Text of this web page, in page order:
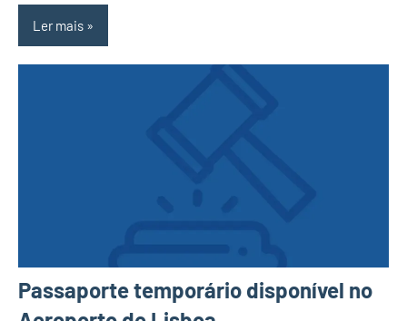
Ler mais
Passaporte temporário disponível no